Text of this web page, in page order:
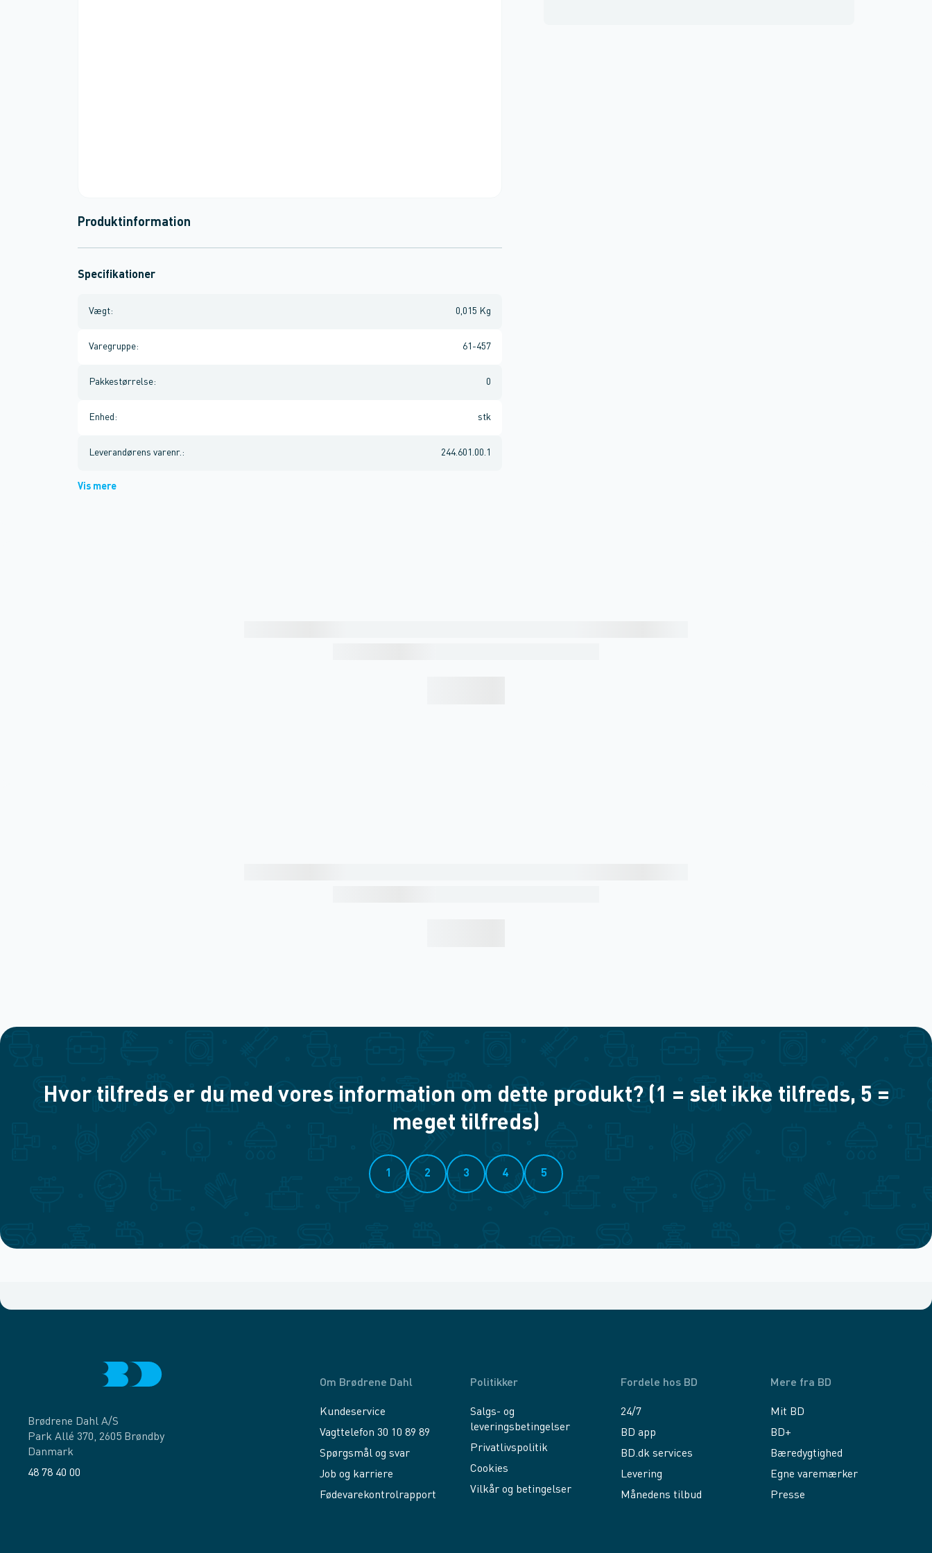
Produktinformation
Specifikationer
Vægt: 0,015 Kg
Varegruppe: 61-457
Pakkestørrelse: 0
Enhed : stk
Leverandørens varenr. : 244.601.00.1
Vis mere
Hvor tilfreds er du med vores information om dette produkt? (1 = slet ikke tilfreds, 5 =
meget tilfreds)
1 2 3 4 5
Brødrene Dahl A/S
Park Allé 370, 2605 Brøndby
Danmark
48 78 40 00
Om Brødrene Dahl
Kundeservice
Vagttelefon 30 10 89 89
Spørgsmål og svar
Job og karriere
Fødevarekontrolrapport
Politikker
Salgs- og
leveringsbetingelser
Privatlivspolitik
Cookies
Vilkår og betingelser
Fordele hos BD
24/7
BD app
BD.dk services
Levering
Månedens tilbud
Mere fra BD
Mit BD
BD+
Bæredygtighed
Egne varemærker
Presse